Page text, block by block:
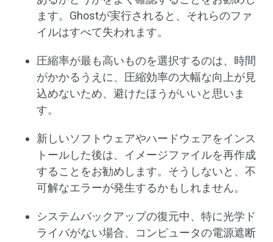
ます。Ghostが実行されると、それらのファ
イルはすべて失われます。
圧縮率が最も高いものを選択するのは、時間
がかかるうえに、圧縮効率の大幅な向上が見
込めないため、避けたほうがいいと思いま
す。
新しいソフトウェアやハードウェアをインス
トールした後は、イメージファイルを再作成
することをお勧めします。そうしないと、不
可解なエラーが発生するかもしれません。
システムバックアップの復元中、特に光学ド
ライバがない場合、コンピュータの電源遮断